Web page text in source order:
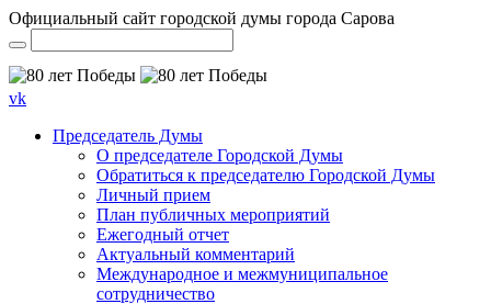
Официальный сайт городской думы города Сарова
vk
Председатель Думы
О председателе Городской Думы
Обратиться к председателю Городской Думы
Личный прием
План публичных мероприятий
Ежегодный отчет
Актуальный комментарий
Международное и межмуниципальное
сотрудничество